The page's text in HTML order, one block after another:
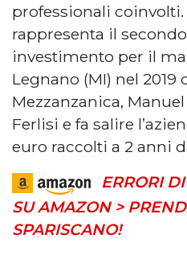
professionali
rappresenta il
investimento per il
Legnano (MI) nel 2019
Mezzanzanica,
Ferlisi e fa salire
euro raccolti a 2 anni
ERRORI
SU AMAZON >
SPARISCANO!